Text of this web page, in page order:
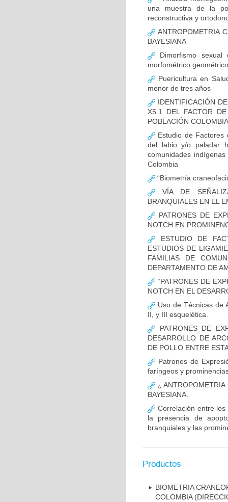
una muestra de la
reconstructiva y
ANTROPOMETRIA
BAYESIANA
Dimorfismo sexual
morfométrico
Puericultura en
menor de tres años
IDENTIFICACIÓN
X5.1 DEL FACTOR
POBLACIÓN
Estudio de Factores
del labio y/o paladar
comunidades
Colombia
“Biometría
VÍA DE
BRANQUIALES EN EL
PATRONES DE
NOTCH EN
ESTUDIO DE
ESTUDIOS DE
FAMILIAS DE
DEPARTAMENTO DE
“PATRONES DE
NOTCH EN EL
Uso de Técnicas de
II, y III esquelética.
PATRONES DE
DESARROLLO DE
DE POLLO ENTRE
Patrones de
faríngeos y
¿ ANTROPOMETRIA
BAYESIANA.
Correlación entre
la presencia de
branquiales y las
Productos
BIOMETRIA
COLOMBIA